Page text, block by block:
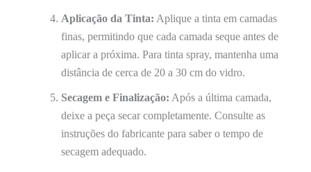
Aplicação da Tinta: Aplique a tinta em camadas
finas, permitindo que cada camada seque antes de
aplicar a próxima. Para tinta spray, mantenha uma
distância de cerca de 20 a 30 cm do vidro.
Secagem e Finalização: Após a última camada,
deixe a peça secar completamente. Consulte as
instruções do fabricante para saber o tempo de
secagem adequado.